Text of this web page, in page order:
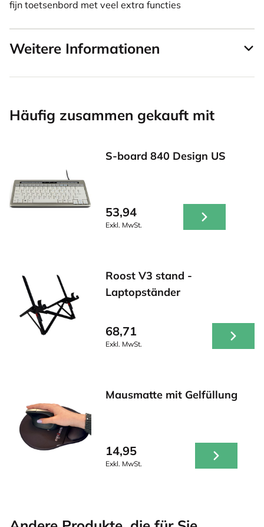
fijn toetsenbord met veel extra functies
Weitere Informationen
Häufig zusammen gekauft mit
S-board 840 Design US
53,94
Exkl. MwSt.
Roost V3 stand -
Laptopständer
68,71
Exkl. MwSt.
Mausmatte mit Gelfüllung
14,95
Exkl. MwSt.